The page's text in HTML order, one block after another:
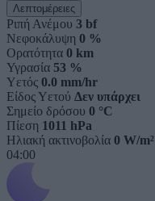
Λεπτομέρειες
Ριπή Ανέμου 3 bf
Νεφοκάλυψη 0 %
Ορατότητα 0 km
Υγρασία 53 %
Υετός 0.0 mm/hr
Είδος Υετού Δεν υπάρχει
Σημείο δρόσου 0 °C
Πίεση 1011 hPa
Ηλιακή ακτινοβολία 0 W/m²
04:00